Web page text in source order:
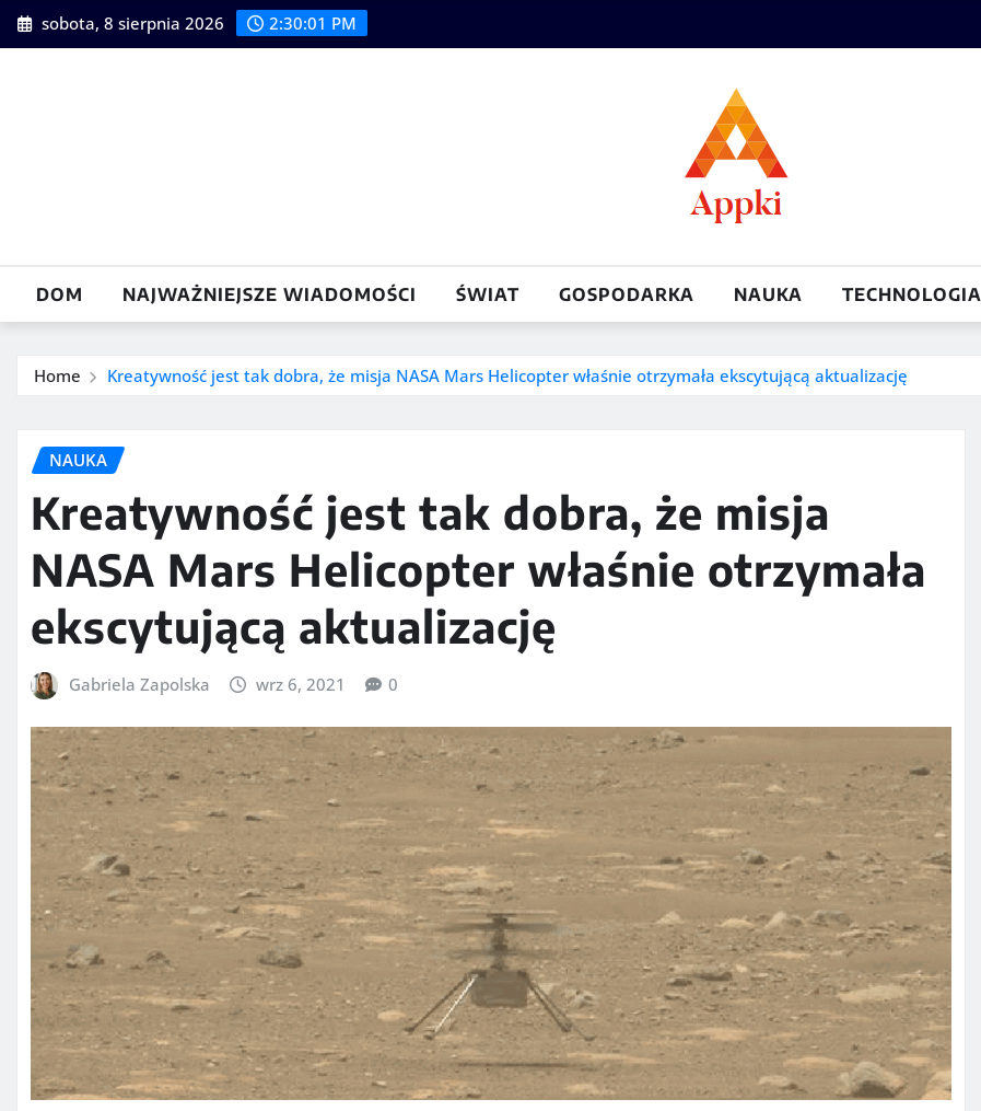
Skip
to
sobota, 8 sierpnia 2026 2:30:02 PM
DOM NAJWAŻNIEJSZE WIADOMOŚCI ŚWIAT GOSPODARKA NAUKA TECHNOLOGIA
Home Kreatywność jest tak dobra, że ​​misja NASA Mars Helicopter właśnie otrzymała ekscytującą aktualizację
NAUKA
Kreatywność jest tak dobra, że ​​misja
NASA Mars Helicopter właśnie otrzymała
ekscytującą aktualizację
Gabriela Zapolska wrz 6, 2021 0